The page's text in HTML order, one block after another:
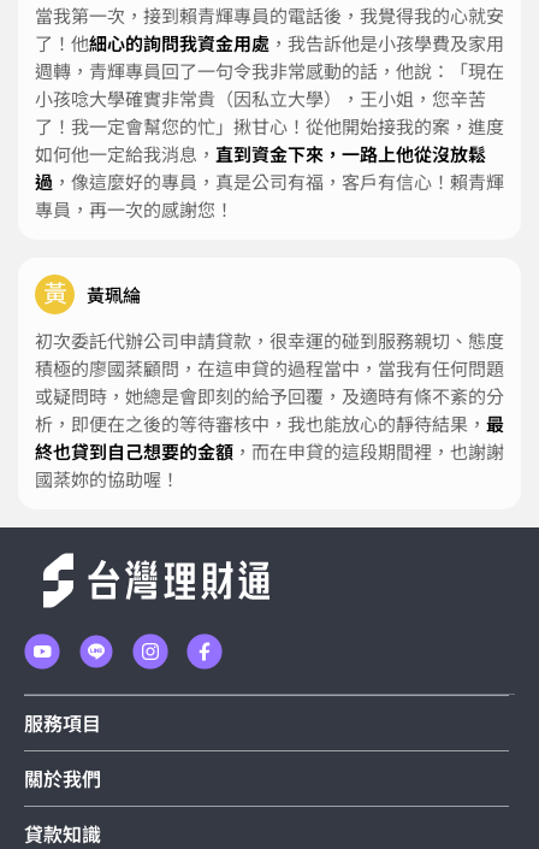
當我第一次，接到賴青輝專員的電話後，我覺得我的心就安
了！他細心的詢問我資金用處 ，我告訴他是小孩學費及家用
週轉，青輝專員回了一句令我非常感動的話，他說：「現在
小孩唸大學確實非常貴（因私立大學），王小姐，您辛苦
了！我一定會幫您的忙」揪甘心！從他開始接我的案，進度
如何他一定給我消息， 直到資金下來，一路上他從沒放鬆
過 ，像這麼好的專員，真是公司有福，客戶有信心！賴青輝
專員，再一次的感謝您！
黃
黃珮綸
初次委託代辦公司申請貸款，很幸運的碰到服務親切、態度
積極的廖國棻顧問，在這申貸的過程當中，當我有任何問題
或疑問時，她總是會即刻的給予回覆，及適時有條不紊的分
析，即便在之後的等待審核中，我也能放心的靜待結果， 最
終也貸到自己想要的金額 ，而在申貸的這段期間裡，也謝謝
國棻妳的協助喔！
服務項目
關於我們
貸款知識